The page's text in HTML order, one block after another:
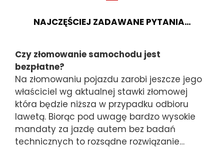
NAJCZĘŚCIEJ ZADAWANE PYTANIA…
Czy złomowanie samochodu jest
bezpłatne?
Na złomowaniu pojazdu zarobi jeszcze jego
właściciel wg aktualnej stawki złomowej
która będzie niższa w przypadku odbioru
lawetą. Biorąc pod uwagę bardzo wysokie
mandaty za jazdę autem bez badań
technicznych to rozsądne rozwiązanie…